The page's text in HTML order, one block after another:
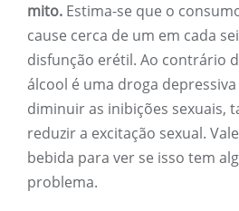
mito. Estima-se que o
cause cerca de um em cada
disfunção erétil. Ao contrário
álcool é uma droga
diminuir as inibições sexuais,
reduzir a excitação sexual.
bebida para ver se isso tem
problema.